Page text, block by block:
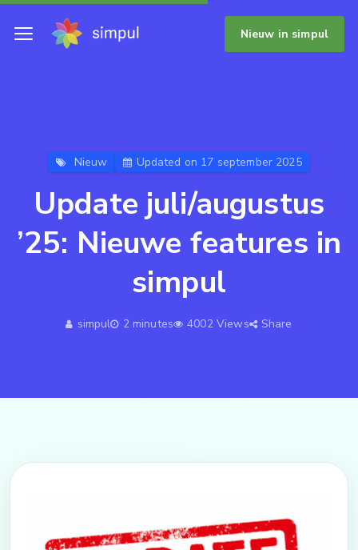
Nieuw in simpul
Nieuw Updated on 17 september 2025
Update juli/augustus
’25: Nieuwe features in
simpul
simpul 2 minutes 4002 Views Share